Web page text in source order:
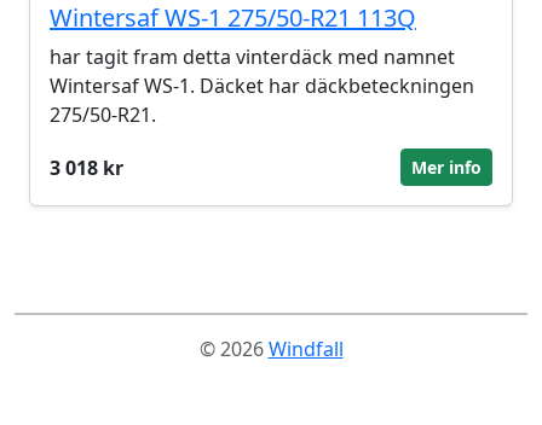
Wintersaf WS-1 275/50-R21 113Q
har tagit fram detta vinterdäck med namnet
Wintersaf WS-1. Däcket har däckbeteckningen
275/50-R21.
3 018 kr
Mer info
© 2026Windfall